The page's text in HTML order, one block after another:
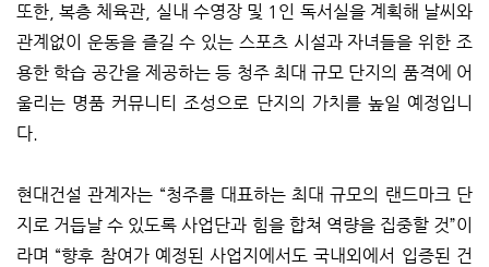
또한, 복층 체육관, 실내 수영장 및 1인 독서실을 계획해 날씨와
관계없이 운동을 즐길 수 있는 스포츠 시설과 자녀들을 위한 조
용한 학습 공간을 제공하는 등 청주 최대 규모 단지의 품격에 어
울리는 명품 커뮤니티 조성으로 단지의 가치를 높일 예정입니
다.
현대건설 관계자는 “청주를 대표하는 최대 규모의 랜드마크 단
지로 거듭날 수 있도록 사업단과 힘을 합쳐 역량을 집중할 것”이
라며 “향후 참여가 예정된 사업지에서도 국내외에서 입증된 건